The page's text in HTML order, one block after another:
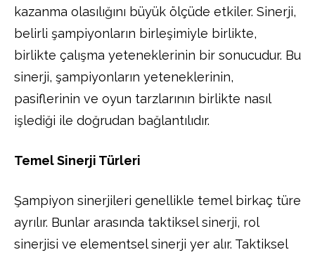
kazanma olasılığını büyük ölçüde etkiler. Sinerji,
belirli şampiyonların birleşimiyle birlikte,
birlikte çalışma yeteneklerinin bir sonucudur. Bu
sinerji, şampiyonların yeteneklerinin,
pasiflerinin ve oyun tarzlarının birlikte nasıl
işlediği ile doğrudan bağlantılıdır.
Temel Sinerji Türleri
Şampiyon sinerjileri genellikle temel birkaç türe
ayrılır. Bunlar arasında taktiksel sinerji, rol
sinerjisi ve elementsel sinerji yer alır. Taktiksel